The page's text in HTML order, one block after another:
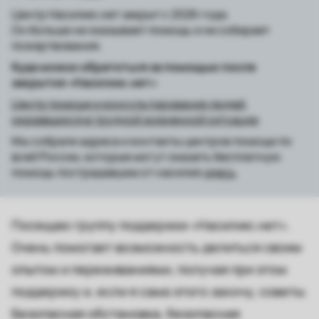
Центр Насилию.нет закрыт с 2026 года.
Он больше не оказывает помощь и не собирает
пожертвования.
Куда можно обратиться за помощью после
закрытия «Насилию.нет»
Центр помощи и консультирования людей,
оказавшихся в трудной жизненной ситуации
Мы собрали адреса и контакты центров помощи по
всей России, которые могут оказать бесплатную
помощь пострадавшим от насилияздесь
Посещаю группу поддержки «Насилию.нет».
Очень помогает возможность делиться своим
опытом и переживаниями, получая при этом
поддержку и, если я сама этого захочу, советы.
Безопасная обстановка, безопасная